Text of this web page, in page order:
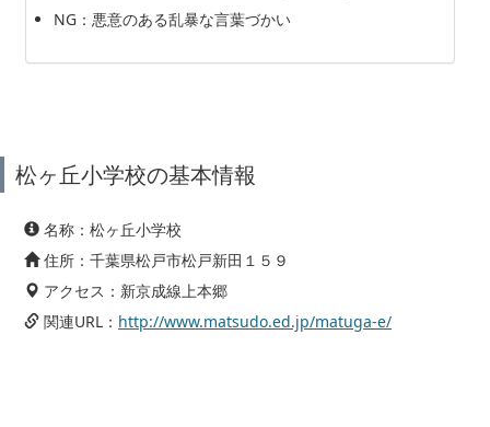
NG：悪意のある乱暴な言葉づかい
松ヶ丘小学校の基本情報
名称：松ヶ丘小学校
住所：千葉県松戸市松戸新田１５９
アクセス：新京成線上本郷
関連URL： http://www.matsudo.ed.jp/matuga-e/